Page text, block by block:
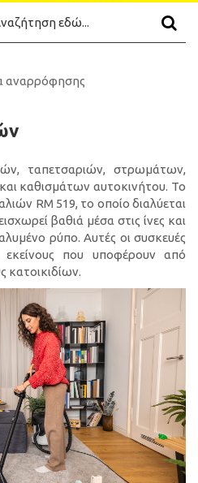
αναρρόφησης
ταπετσαριών, στρωμάτων,
καθισμάτων αυτοκινήτου. Το
RM 519, το οποίο διαλύεται
βαθιά μέσα στις ίνες και
ρύπο. Αυτές οι συσκευές
εκείνους που υποφέρουν από
κατοικιδίων.